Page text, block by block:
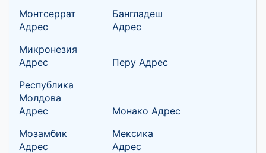
Монтсеррат
Адрес
Бангладеш
Адрес
Микронезия
Адрес
Перу Адрес
Республика
Молдова
Адрес
Монако Адрес
Мозамбик
Адрес
Мексика
Адрес